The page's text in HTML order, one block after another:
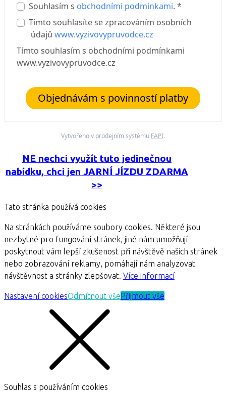
Souhlasím s obchodními podmínkami. *
Tímto souhlasíte se zpracováním osobních
údajů www.vyzivovypruvodce.cz
Tímto souhlasím s obchodními podmínkami
www.vyzivovypruvodce.cz
Objednávám s povinností platby
Vytvořeno v prodejním systému FAPI.
NE nechci využít tuto jedinečnou
nabídku, chci jen JARNÍ JÍZDU ZDARMA
>>
Tato stránka používá cookies
Na stránkách používáme soubory cookies. Některé jsou
nezbytné pro fungování stránek, jiné nám umožňují
poskytnout vám lepší zkušenost při návštěvě našich stránek
nebo zobrazování reklamy, pomáhají nám analyzovat
návštěvnost a stránky zlepšovat. Více informací
Nastavení cookiesOdmítnout všePřijmout vše
Souhlas s používáním cookies